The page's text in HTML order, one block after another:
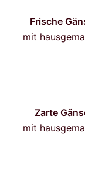
Frische
mit
Zarte
mit